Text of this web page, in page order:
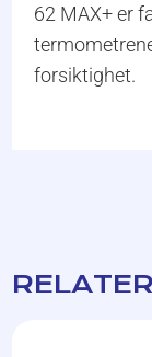
62 MAX+ er
forsiktighet.